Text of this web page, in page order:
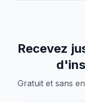
Recevez
Gratuit et sans